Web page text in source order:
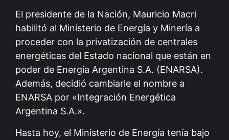
El presidente de la Nación, Mauricio Macri
habilitó al Ministerio de Energía y Minería a
proceder con la privatización de centrales
energéticas del Estado nacional que están en
poder de Energía Argentina S.A. (ENARSA).
Además, decidió cambiarle el nombre a
ENARSA por «Integración Energética
Argentina S.A.».
Hasta hoy, el Ministerio de Energía tenía bajo